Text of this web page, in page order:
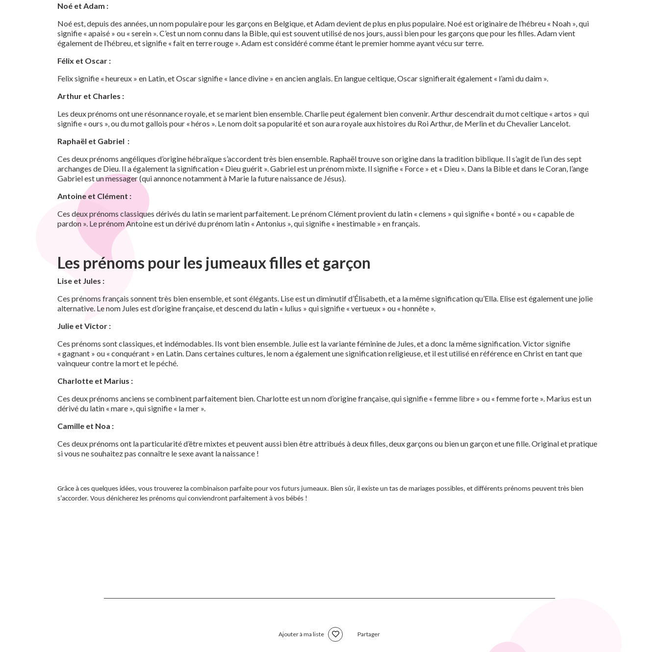
Noé et Adam :
Noé est, depuis des années, un nom populaire pour les garçons en Belgique, et Adam devient de plus en plus populaire. Noé est originaire de l’hébreu « Noah », qui
signifie « apaisé » ou « serein ». C’est un nom connu dans la Bible, qui est souvent utilisé de nos jours, aussi bien pour les garçons que pour les filles. Adam vient
également de l’hébreu, et signifie « fait en terre rouge ». Adam est considéré comme étant le premier homme ayant vécu sur terre.
Félix et Oscar :
Felix signifie « heureux » en Latin, et Oscar signifie « lance divine » en ancien anglais. En langue celtique, Oscar signifierait également « l’ami du daim ».
Arthur et Charles :
Les deux prénoms ont une résonnance royale, et se marient bien ensemble. Charlie peut également bien convenir. Arthur descendrait du mot celtique « artos » qui
signifie « ours », ou du mot gallois pour « héros ». Le nom doit sa popularité et son aura royale aux histoires du Roi Arthur, de Merlin et du Chevalier Lancelot.
Raphaël et Gabriel :
Ces deux prénoms angéliques d’origine hébraïque s’accordent très bien ensemble. Raphaël trouve son origine dans la tradition biblique. Il s’agit de l’un des sept
archanges de Dieu. Il a également la signification « Dieu guérit ». Gabriel est un prénom mixte. Il signifie « Force » et « Dieu ». Dans la Bible et dans le Coran, l’ange
Gabriel est un messager (qui annonce notamment à Marie la future naissance de Jésus).
Antoine et Clément :
Ces deux prénoms classiques dérivés du latin se marient parfaitement. Le prénom Clément provient du latin « clemens » qui signifie « bonté » ou « capable de
pardon ». Le prénom Antoine est un dérivé du prénom latin « Antonius », qui signifie « inestimable » en français.
Les prénoms pour les jumeaux filles et garçon
Lise et Jules :
Ces prénoms français sonnent très bien ensemble, et sont élégants. Lise est un diminutif d’Élisabeth, et a la même signification qu’Ella. Elise est également une jolie
alternative. Le nom Jules est d’origine française, et descend du latin « lulius » qui signifie « vertueux » ou « honnête ».
Julie et Victor :
Ces prénoms sont classiques, et indémodables. Ils vont bien ensemble. Julie est la variante féminine de Jules, et a donc la même signification. Victor signifie
« gagnant » ou « conquérant » en Latin. Dans certaines cultures, le nom a également une signification religieuse, et il est utilisé en référence en Christ en tant que
vainqueur contre la mort et le péché.
Charlotte et Marius :
Ces deux prénoms anciens se combinent parfaitement bien. Charlotte est un nom d’origine française, qui signifie « femme libre » ou « femme forte ». Marius est un
dérivé du latin « mare », qui signifie « la mer ».
Camille et Noa :
Ces deux prénoms ont la particularité d’être mixtes et peuvent aussi bien être attribués à deux filles, deux garçons ou bien un garçon et une fille. Original et pratique
si vous ne souhaitez pas connaître le sexe avant la naissance !
Grâce à ces quelques idées, vous trouverez la combinaison parfaite pour vos futurs jumeaux. Bien sûr, il existe un tas de mariages possibles, et différents prénoms peuvent très bien
s’accorder. Vous dénicherez les prénoms qui conviendront parfaitement à vos bébés !
Ajouter à ma liste Partager